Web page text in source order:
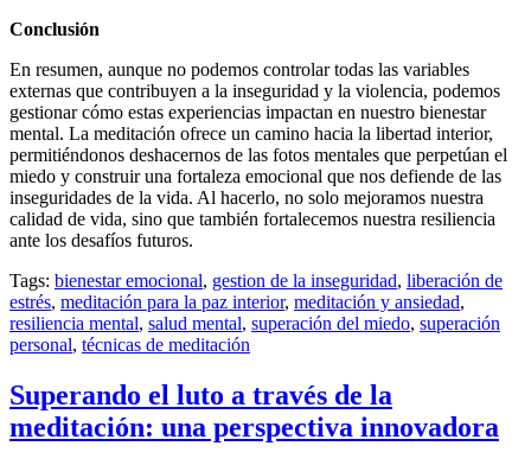
Conclusión
En resumen, aunque no podemos controlar todas las variables
externas que contribuyen a la inseguridad y la violencia, podemos
gestionar cómo estas experiencias impactan en nuestro bienestar
mental. La meditación ofrece un camino hacia la libertad interior,
permitiéndonos deshacernos de las fotos mentales que perpetúan el
miedo y construir una fortaleza emocional que nos defiende de las
inseguridades de la vida. Al hacerlo, no solo mejoramos nuestra
calidad de vida, sino que también fortalecemos nuestra resiliencia
ante los desafíos futuros.
Tags: bienestar emocional, gestion de la inseguridad, liberación de
estrés, meditación para la paz interior, meditación y ansiedad,
resiliencia mental, salud mental, superación del miedo, superación
personal, técnicas de meditación
Superando el luto a través de la
meditación: una perspectiva innovadora